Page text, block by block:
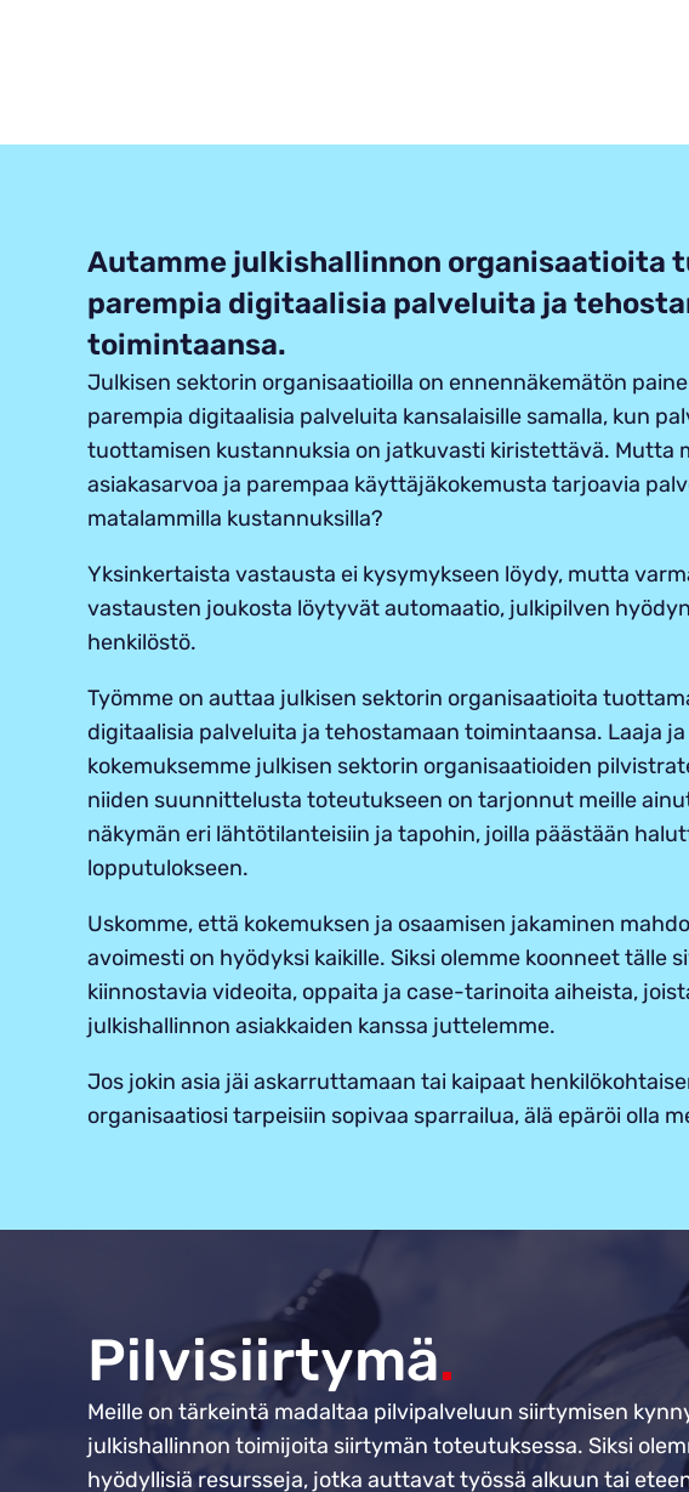
Autamme julkishallinnon organisaatioita
parempia digitaalisia palveluita ja
toimintaansa.
Julkisen sektorin organisaatioilla on ennennäkemätön
parempia digitaalisia palveluita kansalaisille samalla, kun
tuottamisen kustannuksia on jatkuvasti kiristettävä. Mutta
asiakasarvoa ja parempaa käyttäjäkokemusta tarjoavia
matalammilla kustannuksilla?
Yksinkertaista vastausta ei kysymykseen löydy, mutta
vastausten joukosta löytyvät automaatio, julkipilven
henkilöstö.
Työmme on auttaa julkisen sektorin organisaatioita
digitaalisia palveluita ja tehostamaan toimintaansa. Laaja ja
kokemuksemme julkisen sektorin organisaatioiden
niiden suunnittelusta toteutukseen on tarjonnut meille
näkymän eri lähtötilanteisiin ja tapohin, joilla päästään
lopputulokseen.
Uskomme, että kokemuksen ja osaamisen jakaminen
avoimesti on hyödyksi kaikille. Siksi olemme koonneet tälle
kiinnostavia videoita, oppaita ja case-tarinoita aiheista,
julkishallinnon asiakkaiden kanssa juttelemme.
Jos jokin asia jäi askarruttamaan tai kaipaat
organisaatiosi tarpeisiin sopivaa sparrailua, älä epäröi olla
Pilvisiirtymä.
Meille on tärkeintä madaltaa pilvipalveluun siirtymisen
julkishallinnon toimijoita siirtymän toteutuksessa. Siksi
hyödyllisiä resursseja, jotka auttavat työssä alkuun tai